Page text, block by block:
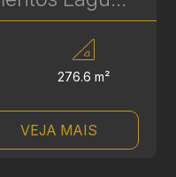
276.6 m²
VEJA MAIS